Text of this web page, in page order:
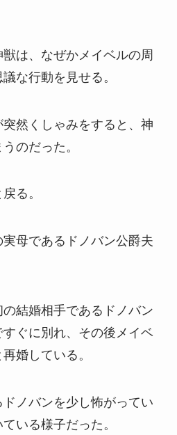
は、なぜかメイベルの周
な行動を見せる。
然くしゃみをすると、神
のだった。
る。
母であるドノバン公爵夫
結婚相手であるドノバン
ぐに別れ、その後メイベ
婚している。
ノバンを少し怖がってい
いる様子だった。